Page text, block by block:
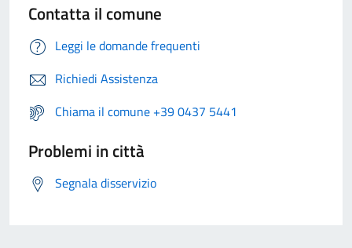
Contatta il comune
Leggi le domande frequenti
Richiedi Assistenza
Chiama il comune +39 0437 5441
Problemi in città
Segnala disservizio